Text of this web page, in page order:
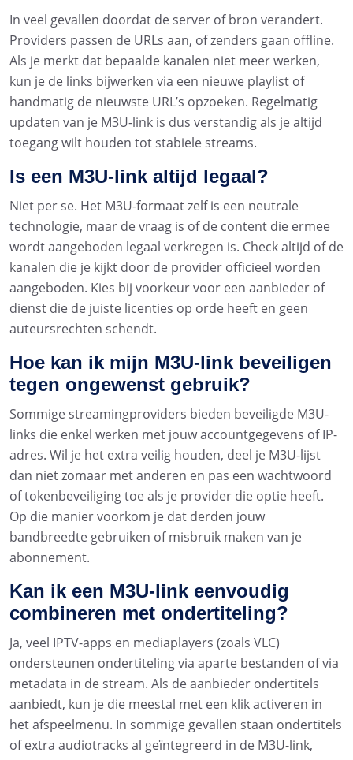
In veel gevallen doordat de server of bron verandert.
Providers passen de URLs aan, of zenders gaan offline.
Als je merkt dat bepaalde kanalen niet meer werken,
kun je de links bijwerken via een nieuwe playlist of
handmatig de nieuwste URL’s opzoeken. Regelmatig
updaten van je M3U-link is dus verstandig als je altijd
toegang wilt houden tot stabiele streams.
Is een M3U-link altijd legaal?
Niet per se. Het M3U-formaat zelf is een neutrale
technologie, maar de vraag is of de content die ermee
wordt aangeboden legaal verkregen is. Check altijd of de
kanalen die je kijkt door de provider officieel worden
aangeboden. Kies bij voorkeur voor een aanbieder of
dienst die de juiste licenties op orde heeft en geen
auteursrechten schendt.
Hoe kan ik mijn M3U-link beveiligen
tegen ongewenst gebruik?
Sommige streamingproviders bieden beveiligde M3U-
links die enkel werken met jouw accountgegevens of IP-
adres. Wil je het extra veilig houden, deel je M3U-lijst
dan niet zomaar met anderen en pas een wachtwoord
of tokenbeveiliging toe als je provider die optie heeft.
Op die manier voorkom je dat derden jouw
bandbreedte gebruiken of misbruik maken van je
abonnement.
Kan ik een M3U-link eenvoudig
combineren met ondertiteling?
Ja, veel IPTV-apps en mediaplayers (zoals VLC)
ondersteunen ondertiteling via aparte bestanden of via
metadata in de stream. Als de aanbieder ondertitels
aanbiedt, kun je die meestal met een klik activeren in
het afspeelmenu. In sommige gevallen staan ondertitels
of extra audiotracks al geïntegreerd in de M3U-link,